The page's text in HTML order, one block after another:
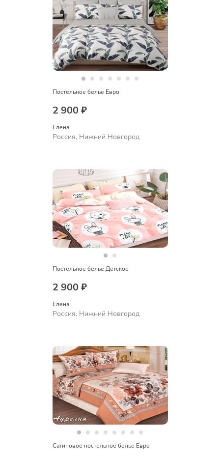
Постельное белье Евро
2 900 ₽
Елена
Россия, Нижний Новгород
Постельное белье Детское
2 900 ₽
Елена
Россия, Нижний Новгород
Сатиновое постельное белье Евро